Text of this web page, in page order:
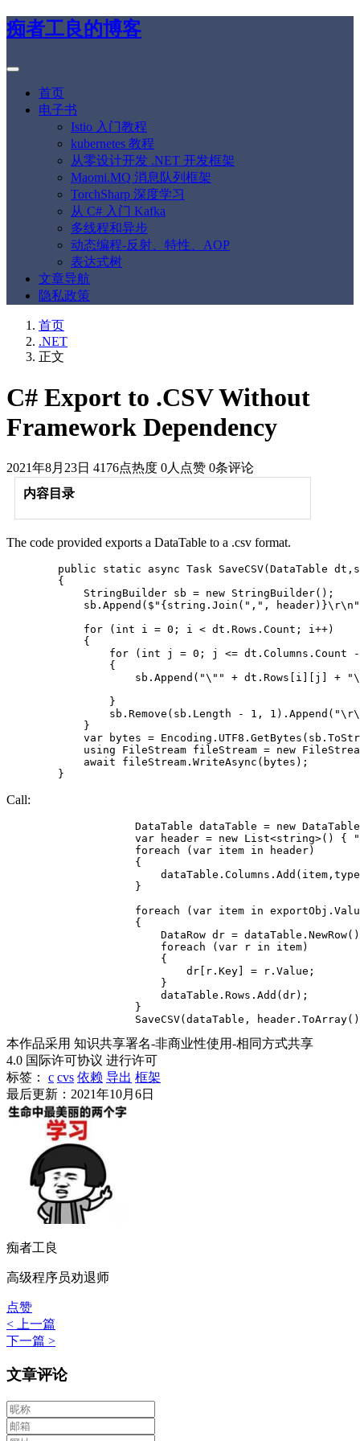
痴者工良的博客
首页
电子书
Istio 入门教程
kubernetes 教程
从零设计开发 .NET 开发框架
Maomi.MQ 消息队列框架
TorchSharp 深度学习
从 C# 入门 Kafka
多线程和异步
动态编程-反射、特性、AOP
表达式树
文章导航
隐私政策
首页
.NET
正文
C# Export to .CSV Without
Framework Dependency
2021年8月23日 4176点热度 0人点赞 0条评论
内容目录
The code provided exports a DataTable to a .csv format.
public static async Task SaveCSV(DataTable
        {
            StringBuilder sb = new StringBuilder();
sb.Append($"{string.Join(",",
            for (int i = 0; i < dt.Rows.Count; i++)
            {
for (int j = 0; j <= dt.Columns.Count
                {
sb.Append("\"" + dt.Rows[i][j] +
                }
sb.Remove(sb.Length - 1,
            }
var bytes =
using FileStream fileStream = new
            await fileStream.WriteAsync(bytes);
Call:
DataTable dataTable = new
var header = new List<string>() {
                    foreach (var item in header)
                    {
                    }
foreach (var item in
                    {
DataRow dr =
                        foreach (var r in item)
                        {
                            dr[r.Key] = r.Value;
                        }
                        dataTable.Rows.Add(dr);
                    }
本作品采用 知识共享署名-非商业性使用-相同方式共享
4.0 国际许可协议 进行许可
标签：
c cvs 依赖 导出 框架
最后更新：2021年10月6日
痴者工良
高级程序员劝退师
点赞
< 上一篇
下一篇 >
文章评论